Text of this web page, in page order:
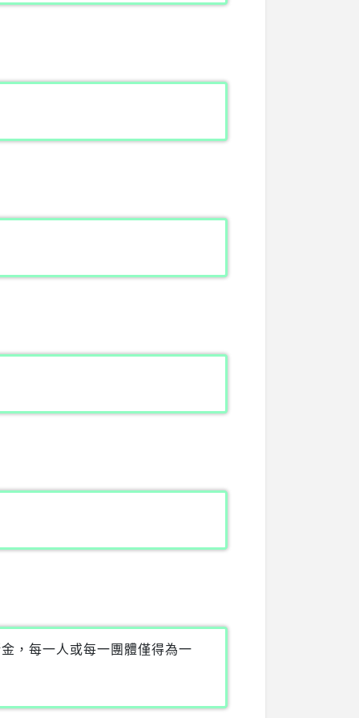
，每一人或每一團體僅得為一